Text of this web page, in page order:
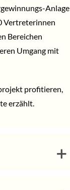
Anlage
Vertreterinnen
Bereichen
Umgang mit
profitieren,
erzählt.